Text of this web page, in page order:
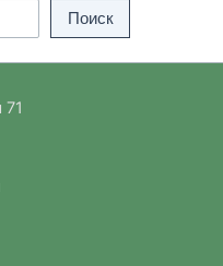
Поиск